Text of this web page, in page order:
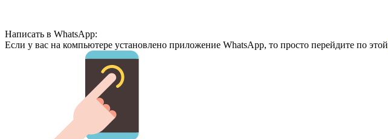
Написать в WhatsApp:
Если у вас на компьютере установлено приложение WhatsApp, то просто перейдите по этой